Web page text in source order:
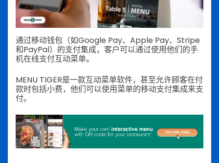
通过移动钱包（如Google Pay、Apple Pay、Stripe
和PayPal）的支付集成，客户可以通过使用他们的手
机在线支付互动菜单。
MENU TIGER是一款互动菜单软件，甚至允许顾客在付
款时包括小费，他们可以使用菜单的移动支付集成来支
付。